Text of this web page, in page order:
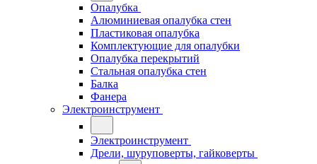
Опалубка
Алюминиевая опалубка стен
Пластиковая опалубка
Комплектующие для опалубки
Опалубка перекрытий
Стальная опалубка стен
Балка
Фанера
Электроинструмент
Электроинструмент
Дрели, шуруповерты, гайковерты